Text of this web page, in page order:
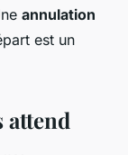
annulation
est un
attend